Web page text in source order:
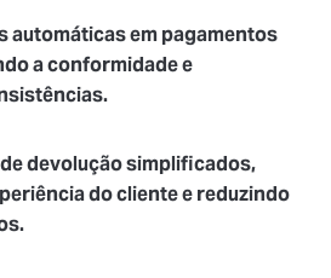
automáticas em pagamentos
a conformidade e
devolução simplificados,
do cliente e reduzindo